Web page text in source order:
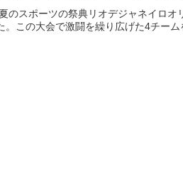
のスポーツの祭典リオデジャネイロ
。この大会で激闘を繰り広げた4チー